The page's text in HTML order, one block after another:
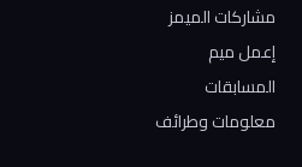
مشاركات الميمز
إعمل ميم
المسابقات
معلومات وطرائف